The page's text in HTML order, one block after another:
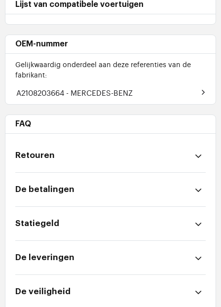
Lijst van compatibele voertuigen
OEM-nummer
Gelijkwaardig onderdeel aan deze referenties van de
fabrikant:
A2108203664 - MERCEDES-BENZ
FAQ
Retouren
De betalingen
Statiegeld
De leveringen
De veiligheid